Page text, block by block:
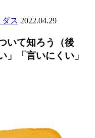
ス 2022.04.29
いて知ろう（後
」「言いにくい」